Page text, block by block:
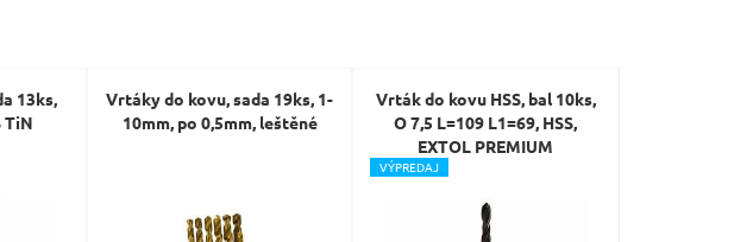
13ks,
TiN
Vrtáky do kovu, sada 19ks, 1-
10mm, po 0,5mm, leštěné
Vrták do kovu HSS, bal 10ks,
O 7,5 L=109 L1=69, HSS,
EXTOL PREMIUM
VÝPREDAJ